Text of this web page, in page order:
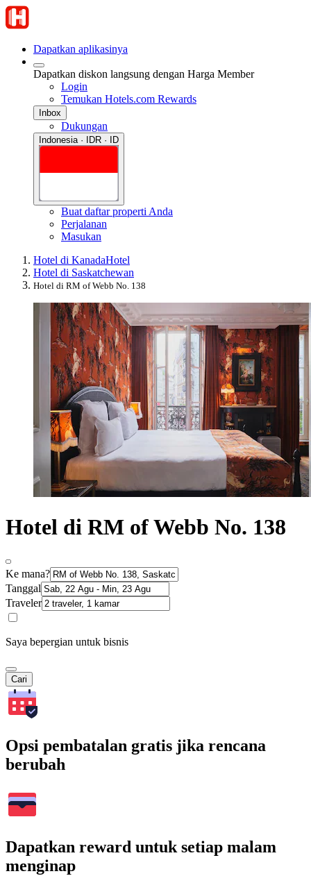
Dapatkan aplikasinya
Dapatkan diskon langsung dengan Harga Member
Login
Temukan Hotels.com Rewards
Inbox
Dukungan
Indonesia · IDR · ID
Buat daftar properti Anda
Perjalanan
Masukan
Hotel di KanadaHotel
Hotel di Saskatchewan
Hotel di RM of Webb No. 138
Hotel di RM of Webb No. 138
Ke mana?
Tanggal
Traveler
Saya bepergian untuk bisnis
Cari
Opsi pembatalan gratis jika rencana
berubah
Dapatkan reward untuk setiap malam
menginap